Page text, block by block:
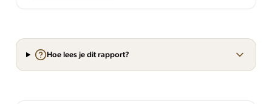
Hoe lees je dit rapport?